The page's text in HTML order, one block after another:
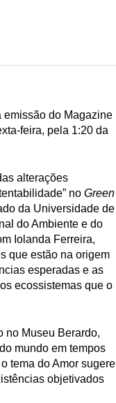
emissão do Magazine
feira, pela 1:20 da
alterações
no Green
da Universidade de
do Ambiente e do
Iolanda Ferreira,
que estão na origem
esperadas e as
ecossistemas que o
no Museu Berardo,
mundo em tempos
tema do Amor sugere
objetivados